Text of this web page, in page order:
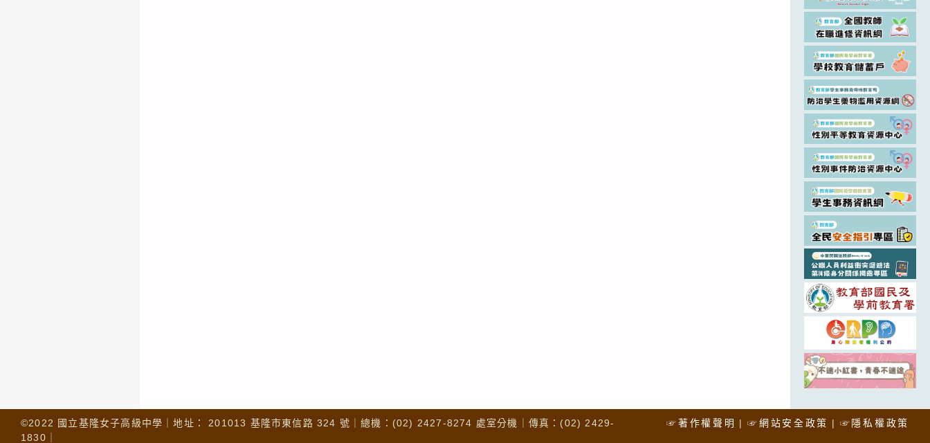
☞著作權聲明 ☞網站安全政策 ☞隱私權政策
©2022 國立基隆女子高級中學｜地址： 201013 基隆市東信路 324 號｜總機：(02) 2427-8274 處室分機｜傳真：(02) 2429-
1830｜